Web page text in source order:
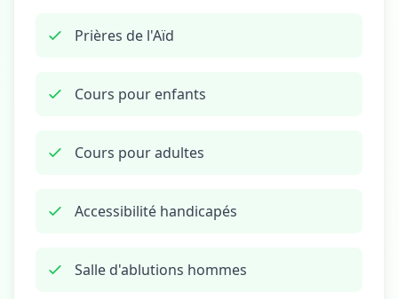
Prières de l'Aïd
Cours pour enfants
Cours pour adultes
Accessibilité handicapés
Salle d'ablutions hommes